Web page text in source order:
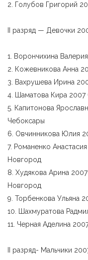
2. Голубов Григорий
II разряд — Девочки
1. Ворончихина
2. Кожевникова Анна
3. Вахрушева Ирина
4. Шаматова Кира
5. Капитонова
Чебоксары
6. Овчинникова Юлия
7. Романенко
Новгород
8. Худякова Арина
Новгород
9. Торбенкова Ульяна
10. Шахмуратова
11. Черная Аделина
II разряд- Мальчики